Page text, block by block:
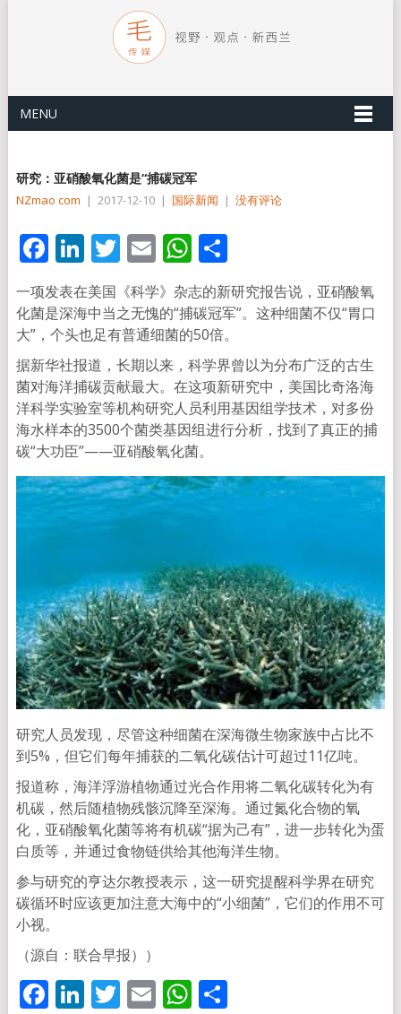
MENU
研究：亚硝酸氧化菌是“捕碳冠军
NZmao com | 2017-12-10 | 国际新闻 | 没有评论
Facebook
LinkedIn
Twitter
EmailWhatsApp
分
享
一项发表在美国《科学》杂志的新研究报告说，亚硝酸氧
化菌是深海中当之无愧的“捕碳冠军”。这种细菌不仅“胃口
大”，个头也足有普通细菌的50倍。
据新华社报道，长期以来，科学界曾以为分布广泛的古生
菌对海洋捕碳贡献最大。在这项新研究中，美国比奇洛海
洋科学实验室等机构研究人员利用基因组学技术，对多份
海水样本的3500个菌类基因组进行分析，找到了真正的捕
碳“大功臣”——亚硝酸氧化菌。
研究人员发现，尽管这种细菌在深海微生物家族中占比不
到5%，但它们每年捕获的二氧化碳估计可超过11亿吨。
报道称，海洋浮游植物通过光合作用将二氧化碳转化为有
机碳，然后随植物残骸沉降至深海。通过氮化合物的氧
化，亚硝酸氧化菌等将有机碳“据为己有”，进一步转化为蛋
白质等，并通过食物链供给其他海洋生物。
参与研究的亨达尔教授表示，这一研究提醒科学界在研究
碳循环时应该更加注意大海中的“小细菌”，它们的作用不可
小视。
（源自：联合早报））
Facebook
LinkedIn
Twitter
EmailWhatsApp
分